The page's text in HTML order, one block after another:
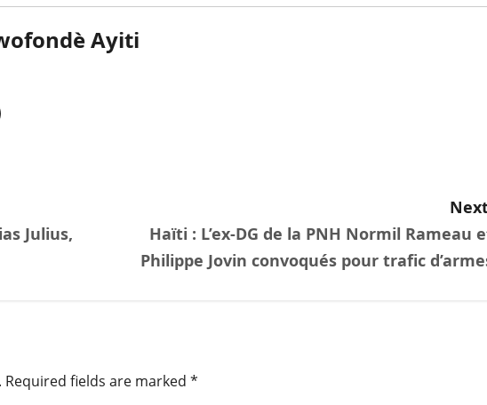
Ayiti
Julius,
Haïti : L’ex-DG de la PNH Normil Rameau
Philippe Jovin convoqués pour trafic
Required fields are marked *